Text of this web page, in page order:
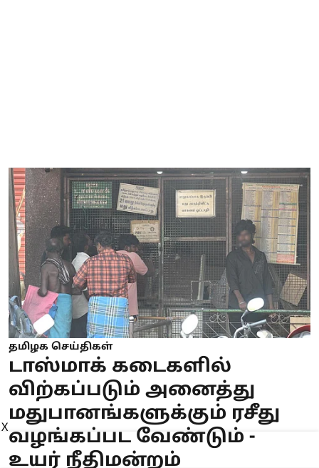
தமிழக செய்திகள்
டாஸ்மாக் கடைகளில்
விற்கப்படும் அனைத்து
மதுபானங்களுக்கும் ரசீது
வழங்கப்பட வேண்டும் -
உயர் நீதிமன்றம்
X